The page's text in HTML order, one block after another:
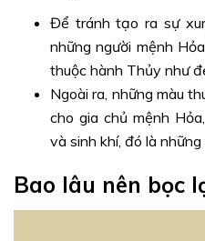
Để tránh tạo ra sự
những người mệnh
thuộc hành Thủy như
Ngoài ra, những màu
cho gia chủ mệnh
và sinh khí, đó là
Bao lâu nên bọc